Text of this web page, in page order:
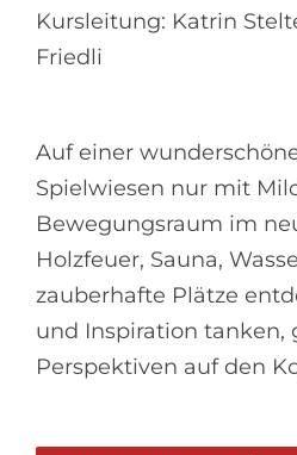
Kursleitung: Katrin
Friedli
Auf einer
Spielwiesen nur mit
Bewegungsraum im
Holzfeuer, Sauna,
zauberhafte Plätze
und Inspiration tanken,
Perspektiven auf den